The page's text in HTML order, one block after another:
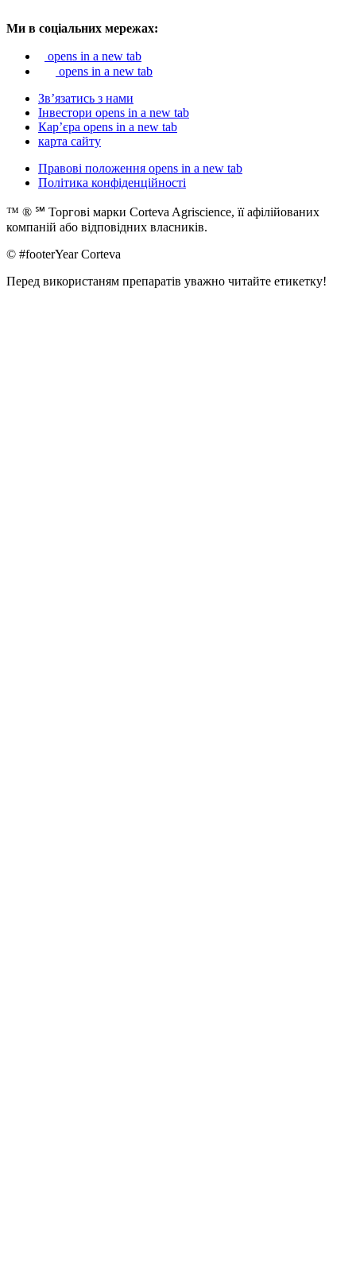
Ми в соціальних мережах:
opens in a new tab
opens in a new tab
Зв’язатись з нами
Інвестори opens in a new tab
Кар’єра opens in a new tab
карта сайту
Правові положення opens in a new tab
Політика конфіденційності
™ ® ℠ Торгові марки Corteva Agriscience, її афілійованих
компаній або відповідних власників.
© #footerYear Corteva
Перед використаням препаратів уважно читайте етикетку!